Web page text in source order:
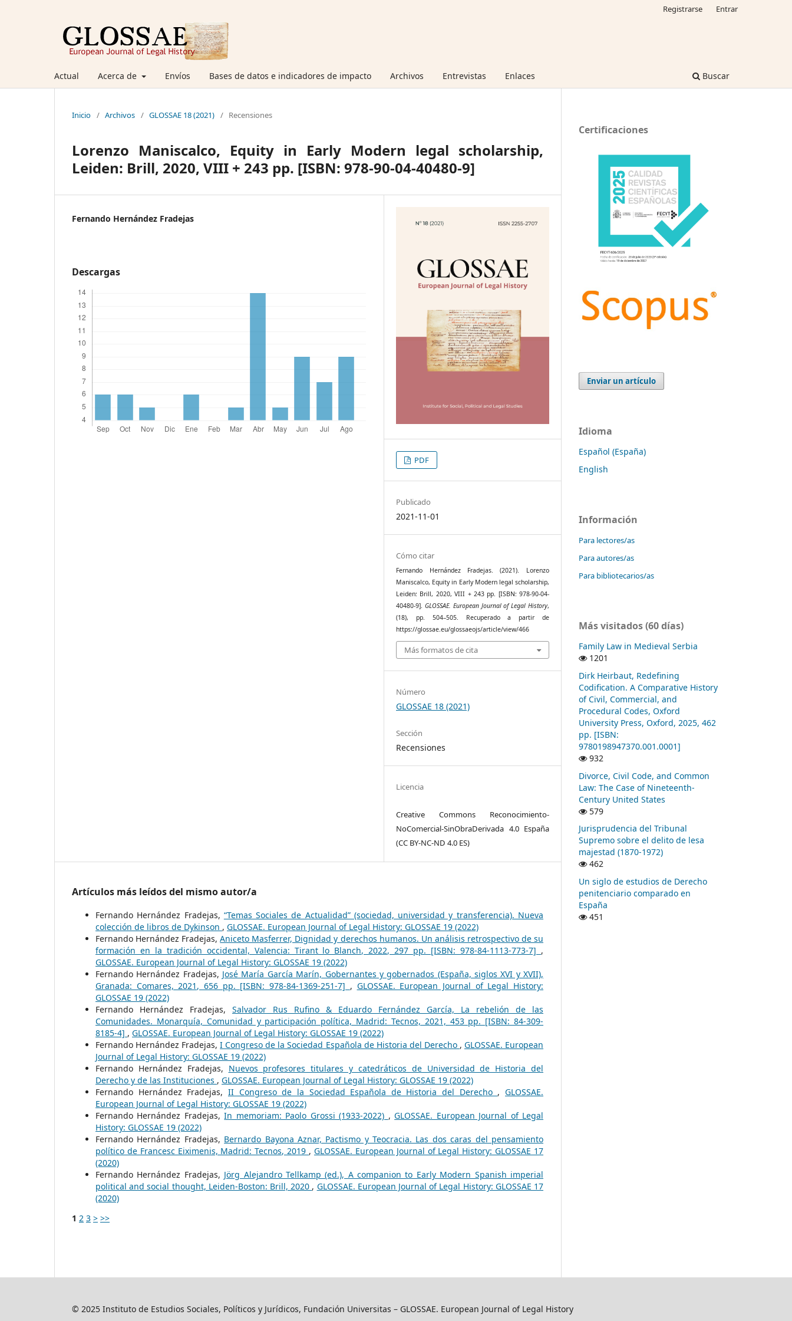
Actual Acerca de Envíos Bases de datos e indicadores de impacto Archivos Entrevistas Enlaces Buscar
Registrarse Entrar
Inicio / Archivos / GLOSSAE 18 (2021) / Recensiones
Lorenzo Maniscalco, Equity in Early Modern legal scholarship,
Leiden: Brill, 2020, VIII + 243 pp. [ISBN: 978-90-04-40480-9]
Fernando Hernández Fradejas
Descargas
PDF
Publicado
2021-11-01
Cómo citar
Fernando Hernández Fradejas. (2021). Lorenzo
Maniscalco, Equity in Early Modern legal scholarship,
Leiden: Brill, 2020, VIII + 243 pp. [ISBN: 978-90-04-
40480-9]. GLOSSAE. European Journal of Legal History,
(18), pp. 504–505. Recuperado a partir de
https://glossae.eu/glossaeojs/article/view/466
Más formatos de cita
Número
GLOSSAE 18 (2021)
Sección
Recensiones
Licencia
Creative Commons Reconocimiento-
NoComercial-SinObraDerivada 4.0 España
(CC BY-NC-ND 4.0 ES)
Artículos más leídos del mismo autor/a
Fernando Hernández Fradejas, “Temas Sociales de Actualidad” (sociedad, universidad y transferencia). Nueva
colección de libros de Dykinson , GLOSSAE. European Journal of Legal History: GLOSSAE 19 (2022)
Fernando Hernández Fradejas,Aniceto Masferrer, Dignidad y derechos humanos. Un análisis retrospectivo de su
formación en la tradición occidental, Valencia: Tirant lo Blanch, 2022, 297 pp. [ISBN: 978-84-1113-773-7] ,
GLOSSAE. European Journal of Legal History: GLOSSAE 19 (2022)
Fernando Hernández Fradejas, José María García Marín, Gobernantes y gobernados (España, siglos XVI y XVII),
Granada: Comares, 2021, 656 pp. [ISBN: 978-84-1369-251-7] , GLOSSAE. European Journal of Legal History:
GLOSSAE 19 (2022)
Fernando Hernández Fradejas, Salvador Rus Rufino & Eduardo Fernández García, La rebelión de las
Comunidades. Monarquía, Comunidad y participación política, Madrid: Tecnos, 2021, 453 pp. [ISBN: 84-309-
8185-4] , GLOSSAE. European Journal of Legal History: GLOSSAE 19 (2022)
Fernando Hernández Fradejas,I Congreso de la Sociedad Española de Historia del Derecho , GLOSSAE. European
Journal of Legal History: GLOSSAE 19 (2022)
Fernando Hernández Fradejas, Nuevos profesores titulares y catedráticos de Universidad de Historia del
Derecho y de las Instituciones , GLOSSAE. European Journal of Legal History: GLOSSAE 19 (2022)
Fernando Hernández Fradejas, II Congreso de la Sociedad Española de Historia del Derecho ,GLOSSAE.
European Journal of Legal History: GLOSSAE 19 (2022)
Fernando Hernández Fradejas,In memoriam: Paolo Grossi (1933-2022) ,GLOSSAE. European Journal of Legal
History: GLOSSAE 19 (2022)
Fernando Hernández Fradejas, Bernardo Bayona Aznar, Pactismo y Teocracia. Las dos caras del pensamiento
político de Francesc Eiximenis, Madrid: Tecnos, 2019 , GLOSSAE. European Journal of Legal History: GLOSSAE 17
(2020)
Fernando Hernández Fradejas, Jörg Alejandro Tellkamp (ed.), A companion to Early Modern Spanish imperial
political and social thought, Leiden-Boston: Brill, 2020 , GLOSSAE. European Journal of Legal History: GLOSSAE 17
(2020)
1 2 3 > >>
Certificaciones
Enviar un artículo
Idioma
Español (España)
English
Información
Para lectores/as
Para autores/as
Para bibliotecarios/as
Más visitados (60 días)
Family Law in Medieval Serbia
1201
Dirk Heirbaut, Redefining
Codification. A Comparative History
of Civil, Commercial, and
Procedural Codes, Oxford
University Press, Oxford, 2025, 462
pp. [ISBN:
9780198947370.001.0001]
932
Divorce, Civil Code, and Common
Law: The Case of Nineteenth-
Century United States
579
Jurisprudencia del Tribunal
Supremo sobre el delito de lesa
majestad (1870-1972)
462
Un siglo de estudios de Derecho
penitenciario comparado en
España
451
© 2025 Instituto de Estudios Sociales, Políticos y Jurídicos, Fundación Universitas – GLOSSAE. European Journal of Legal History